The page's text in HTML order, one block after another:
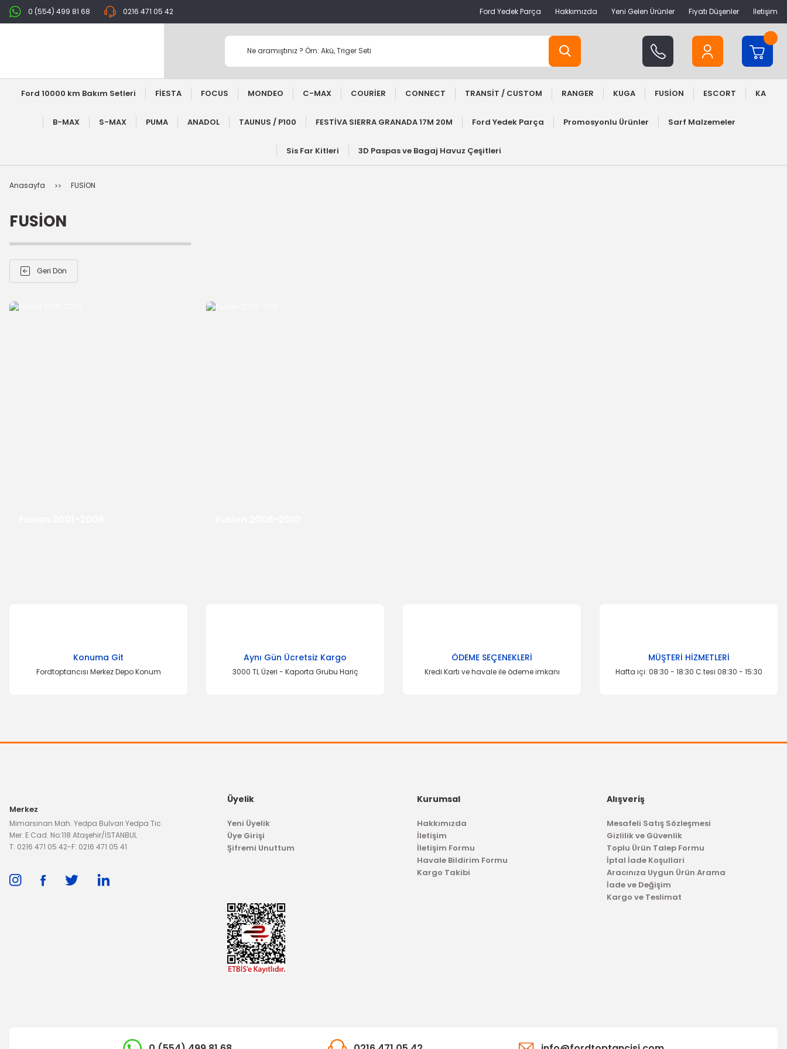
0 (554) 499 81 68 0216 471 05 42 Ford Yedek Parça Hakkımızda Yeni Gelen Ürünler Fiyatı Düşenler İletişim
Ford 10000 km Bakım Setleri FİESTA FOCUS MONDEO C-MAX COURİER CONNECT TRANSİT / CUSTOM RANGER KUGA FUSİON ESCORT KA
B-MAX S-MAX PUMA ANADOL TAUNUS / P100 FESTİVA SIERRA GRANADA 17M 20M Ford Yedek Parça Promosyonlu Ürünler Sarf Malzemeler
Sis Far Kitleri 3D Paspas ve Bagaj Havuz Çeşitleri
Anasayfa FUSİON
FUSİON
Geri Dön
Konuma Git
Fordtoptancısı Merkez Depo Konum
Aynı Gün Ücretsiz Kargo
3000 TL Üzeri - Kaporta Grubu Hariç
ÖDEME SEÇENEKLERİ
Kredi Kartı ve havale ile ödeme imkanı
MÜŞTERİ HİZMETLERİ
Hafta içi: 08:30 - 18:30 C.tesi 08:30 - 15:30
Merkez
Mimarsinan Mah. Yedpa Bulvarı Yedpa Tic.
Mer. E Cad. No:118 Ataşehir/İSTANBUL
T: 0216 471 05 42-F: 0216 471 05 41
Üyelik
Yeni Üyelik
Üye Girişi
Şifremi Unuttum
Kurumsal
Hakkımızda
İletişim
İletişim Formu
Havale Bildirim Formu
Kargo Takibi
Alışveriş
Mesafeli Satış Sözleşmesi
Gizlilik ve Güvenlik
Toplu Ürün Talep Formu
İptal İade Koşullari
Aracınıza Uygun Ürün Arama
İade ve Değişim
Kargo ve Teslimat